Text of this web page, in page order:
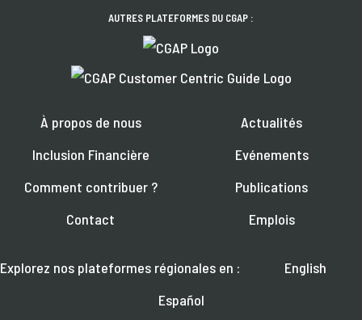
AUTRES PLATEFORMES DU CGAP :
À propos de nous
Inclusion Financière
Comment contribuer ?
Contact
Actualités
Evénements
Publications
Emplois
Explorez nos plateformes régionales en :
English
Español